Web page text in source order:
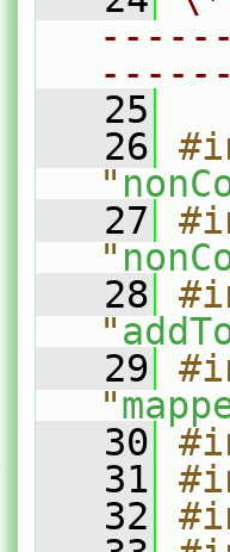
   25
   26
"
   27
"
   28
"
   29
"
   30
   31
   32